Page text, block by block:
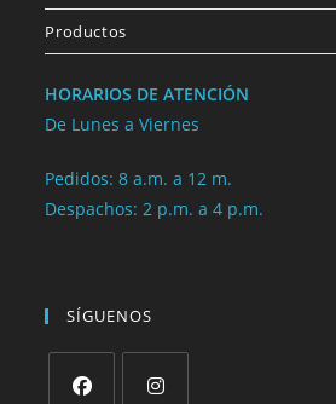
Productos
HORARIOS DE ATENCIÓN
De Lunes a Viernes
Pedidos: 8 a.m. a 12 m.
Despachos: 2 p.m. a 4 p.m.
SÍGUENOS